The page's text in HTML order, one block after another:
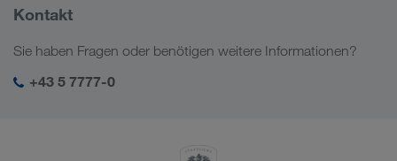
Mehr erfahren
Firmeninformation
SHEQ-Management
Kontakt
Sie haben Fragen oder benötigen weitere Informationen?
+43 5 7777-0